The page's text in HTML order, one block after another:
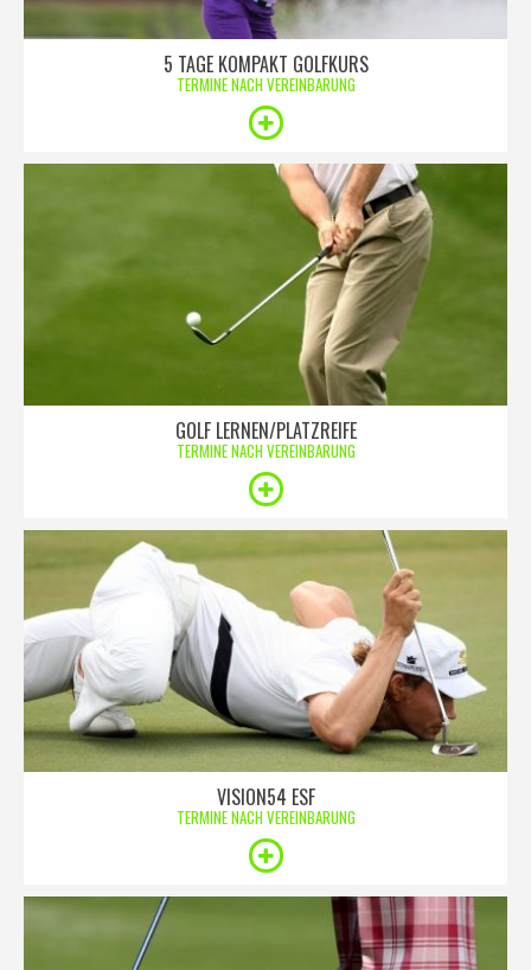
5 TAGE KOMPAKT GOLFKURS
TERMINE NACH VEREINBARUNG
GOLF LERNEN/PLATZREIFE
TERMINE NACH VEREINBARUNG
VISION54 ESF
TERMINE NACH VEREINBARUNG